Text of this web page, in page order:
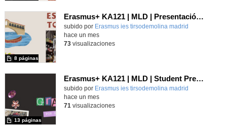
Erasmus+ KA121 | MLD | Presentación 1 | Verona 2025
Contenido educativo.
subido por Erasmus ies tirsodemolina madrid
8 páginas
hace un mes
73visualizaciones
Erasmus+ KA121 | MLD | Student Presentation | Turin 2025
Contenido educativo.
subido por Erasmus ies tirsodemolina madrid
13 páginas
hace un mes
71 visualizaciones